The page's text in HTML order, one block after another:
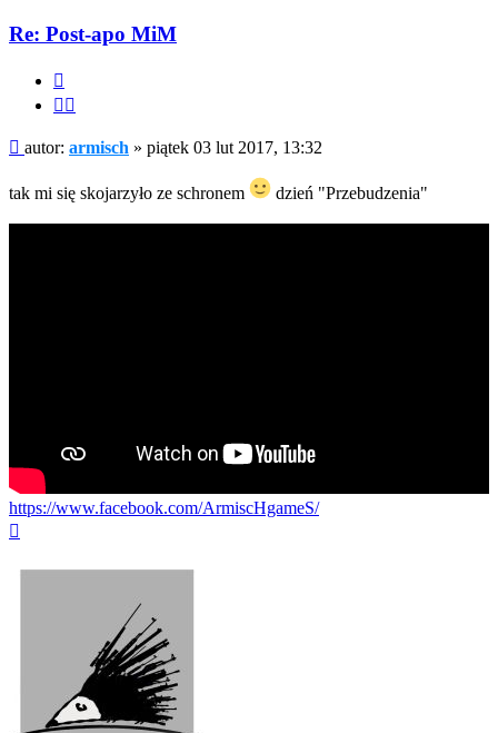
armisch
Re: Post-apo MiM
Post
autor: armisch » piątek 03 lut 2017, 13:32
tak mi się skojarzyło ze schronem dzień "Przebudzenia"
https://www.facebook.com/ArmiscHgameS/